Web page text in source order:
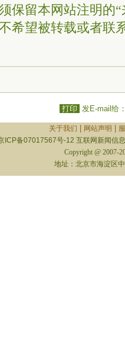
保留本网站注明的
希望被转载或者联
打印 发E-mail给
关于我们 网站声明
ICP备07017567号-12 互联网新闻信
Copyright @ 2007-
地址：北京市海淀区